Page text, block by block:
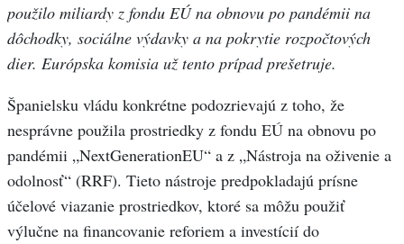
použilo miliardy z fondu EÚ na obnovu po pandémii na
dôchodky, sociálne výdavky a na pokrytie rozpočtových
dier. Európska komisia už tento prípad prešetruje.
Španielsku vládu konkrétne podozrievajú z toho, že
nesprávne použila prostriedky z fondu EÚ na obnovu po
pandémii „NextGenerationEU“ a z „Nástroja na oživenie a
odolnosť“ (RRF). Tieto nástroje predpokladajú prísne
účelové viazanie prostriedkov, ktoré sa môžu použiť
výlučne na financovanie reforiem a investícií do